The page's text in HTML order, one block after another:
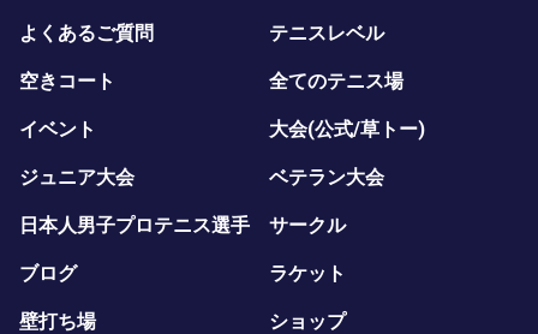
よくあるご質問 テニスレベル
空きコート 全てのテニス場
イベント 大会(公式/草トー)
ジュニア大会 ベテラン大会
日本人男子プロテニス選手 サークル
ブログ ラケット
壁打ち場 ショップ